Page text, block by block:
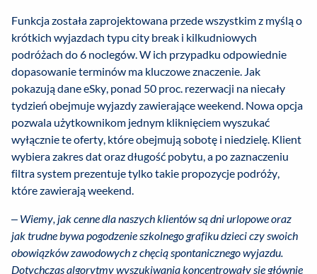
Funkcja została zaprojektowana przede wszystkim z myślą o
krótkich wyjazdach typu city break i kilkudniowych
podróżach do 6 noclegów. W ich przypadku odpowiednie
dopasowanie terminów ma kluczowe znaczenie. Jak
pokazują dane eSky, ponad 50 proc. rezerwacji na niecały
tydzień obejmuje wyjazdy zawierające weekend. Nowa opcja
pozwala użytkownikom jednym kliknięciem wyszukać
wyłącznie te oferty, które obejmują sobotę i niedzielę. Klient
wybiera zakres dat oraz długość pobytu, a po zaznaczeniu
filtra system prezentuje tylko takie propozycje podróży,
które zawierają weekend.
– Wiemy, jak cenne dla naszych klientów są dni urlopowe oraz
jak trudne bywa pogodzenie szkolnego grafiku dzieci czy swoich
obowiązków zawodowych z chęcią spontanicznego wyjazdu.
Dotychczas algorytmy wyszukiwania koncentrowały się głównie